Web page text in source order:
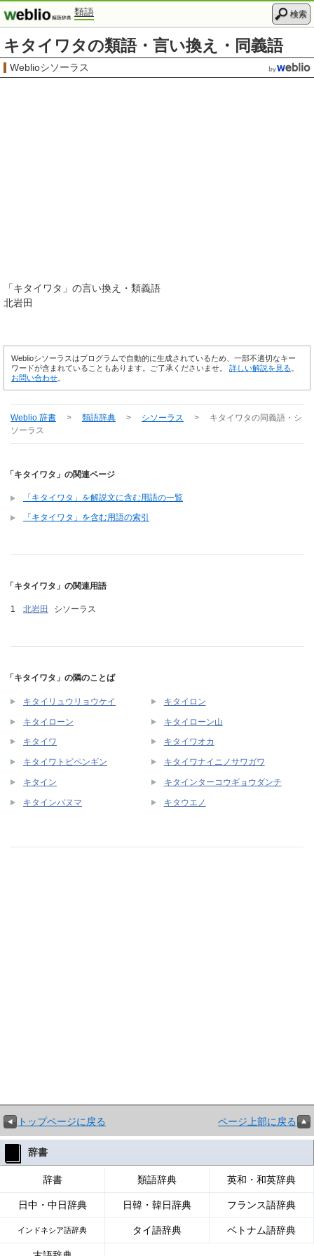
類語 検索
キタイワタの類語・言い換え・同義語
Weblioシソーラス
「キタイワタ 」の言い換え・類義語
北岩田
Weblioシソーラスはプログラムで自動的に生成されているため、一部不適切なキー
ワードが含まれていることもあります。ご了承くださいませ。 詳しい解説を見る
お問い合わせ
Weblio 辞書 > 類語辞典 > シソーラス > キタイワタの同義語・シ
ソーラス
「キタイワタ」の関連ページ
「キタイワタ」を解説文に含む用語の一覧
「キタイワタ」を含む用語の索引
「キタイワタ」の関連用語
北岩田 シソーラス
「キタイワタ」の隣のことば
キタイリュウリョウケイ キタイロン
キタイローン キタイローン山
キタイワ キタイワオカ
キタイワトビペンギン キタイワナイニノサワガワ
キタイン キタインターコウギョウダンチ
キタインバヌマ キタウエノ
トップページに戻る ページ上部に戻る
辞書
辞書 類語辞典 英和・和英辞典
日中・中日辞典 日韓・韓日辞典 フランス語辞典
インドネシア語辞典 タイ語辞典 ベトナム語辞典